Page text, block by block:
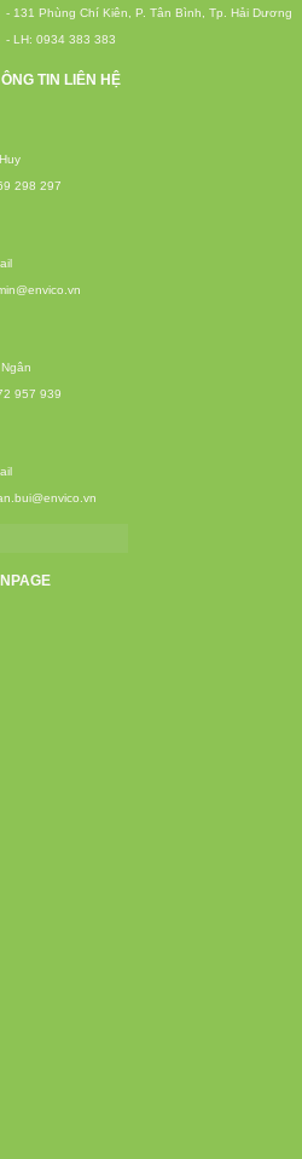
- 131 Phùng Chí Kiên, P. Tân Bình, Tp. Hải Dương
- LH: 0934 383 383
TIN LIÊN HỆ
298 297
957 939